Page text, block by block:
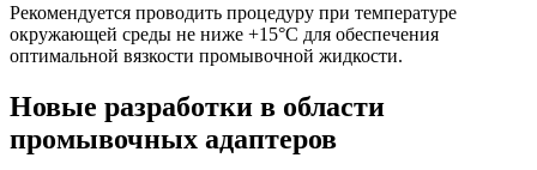
Рекомендуется проводить процедуру при температуре
окружающей среды не ниже +15°C для обеспечения
оптимальной вязкости промывочной жидкости.
Новые разработки в области
промывочных адаптеров